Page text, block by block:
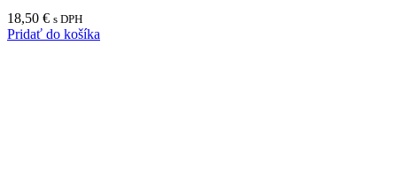
18,50 € s DPH
Pridať do košíka